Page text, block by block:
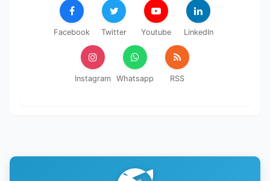
Facebook Twitter Youtube LinkedIn
Instagram Whatsapp RSS